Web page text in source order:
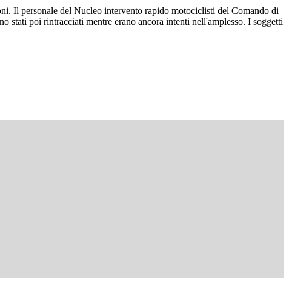
Il personale del Nucleo intervento rapido motociclisti del Comando di
stati poi rintracciati mentre erano ancora intenti nell'amplesso. I soggetti